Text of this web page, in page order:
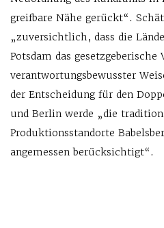
greifbare Nähe gerückt“.
„zuversichtlich, dass die
Potsdam das gesetzgeberische
verantwortungsbewusster
der Entscheidung für den
und Berlin werde „die
Produktionsstandorte
angemessen berücksichtigt“.